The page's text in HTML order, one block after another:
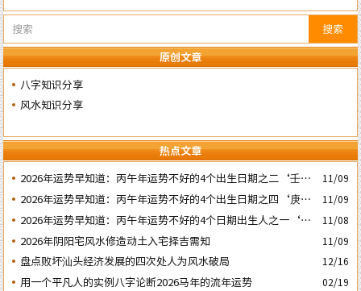
搜索
原创文章
八字知识分享
风水知识分享
热点文章
2026年运势早知道：丙午年运势不好的4个出生日期之二‘壬子’
日
11/09
2026年运势早知道：丙午年运势不好的4个出生日期之四‘庚子’
日
11/09
2026年运势早知道：丙午年运势不好的4个日期出生人之一‘戊
子’ 日
11/08
2026年阴阳宅风水修造动土入宅择吉需知 11/09
盘点败坏汕头经济发展的四次处人为风水破局 12/16
用一个平凡人的实例八字论断2026马年的流年运势 02/19